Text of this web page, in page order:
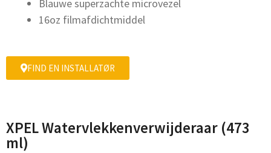
Blauwe superzachte microvezel
16oz filmafdichtmiddel
FIND EN INSTALLATØR
XPEL Watervlekkenverwijderaar (473
ml)